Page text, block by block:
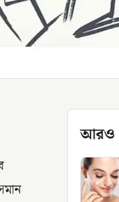
আরও